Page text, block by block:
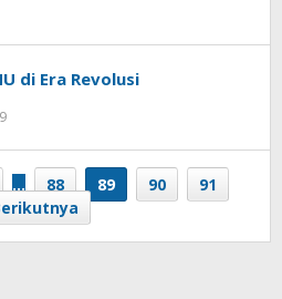
di Era Revolusi
… 88 89 90
91